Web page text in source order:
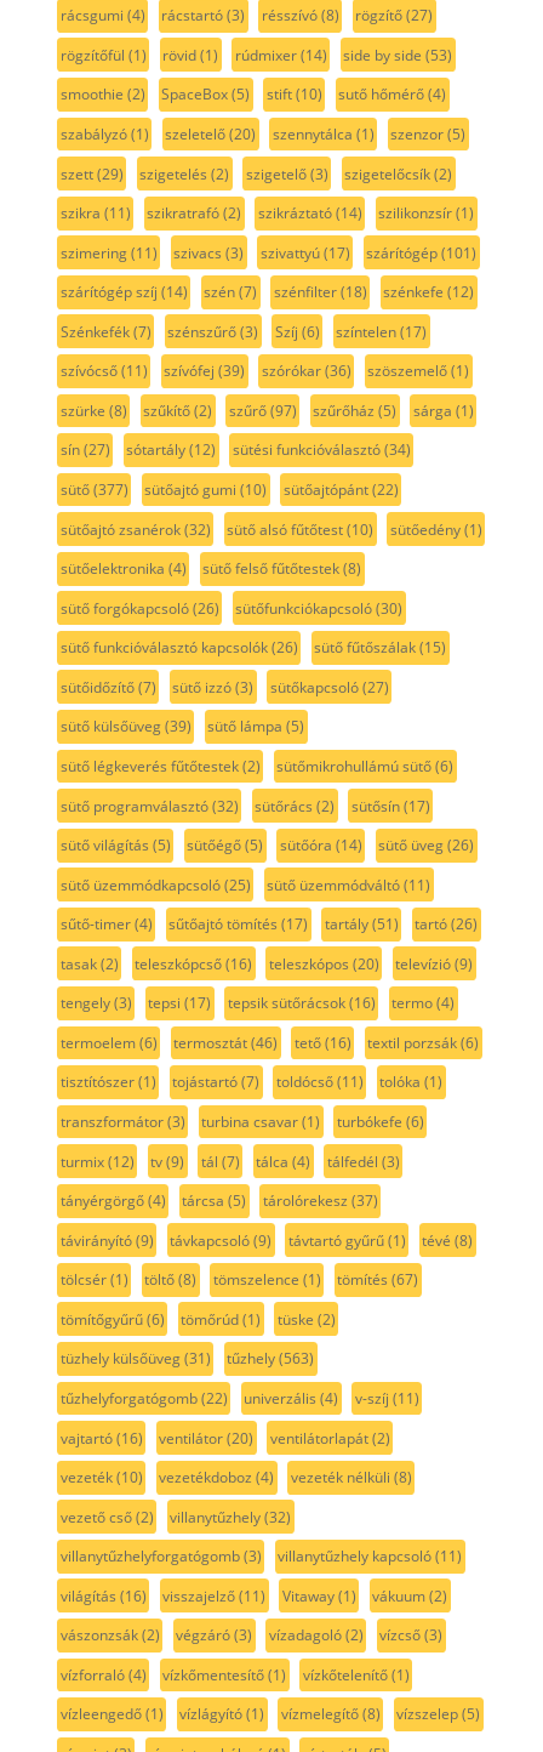
rácsgumi (4) rácstartó(3) résszívó(8) rögzítő(27)
rögzítőfül (1) rövid(1) rúdmixer(14) side by side (53)
smoothie (2) SpaceBox(5) stift(10) sutő hőmérő(4)
szabályzó(1) szeletelő(20) szennytálca (1) szenzor(5)
szett(29) szigetelés (2) szigetelő(3) szigetelőcsík(2)
szikra (11) szikratrafó(2) szikráztató(14) szilikonzsír(1)
szimering(11) szivacs (3) szivattyú(17) szárítógép(101)
szárítógép szíj (14) szén(7) szénfilter(18) szénkefe (12)
Szénkefék(7) szénszűrő(3) Szíj (6) színtelen(17)
szívócső(11) szívófej (39) szórókar(36) szöszemelő(1)
szürke (8) szűkítő(2) szűrő(97) szűrőház (5) sárga (1)
sín(27) sótartály(12) sütési funkcióválasztó(34)
sütő(377) sütőajtó gumi (10) sütőajtópánt(22)
sütőajtó zsanérok(32) sütő alsó fűtőtest(10) sütőedény(1)
sütőelektronika (4) sütő felső fűtőtestek(8)
sütő forgókapcsoló(26) sütőfunkciókapcsoló(30)
sütő funkcióválasztó kapcsolók(26) sütő fűtőszálak(15)
sütőidőzítő(7) sütő izzó(3) sütőkapcsoló(27)
sütő külsőüveg(39) sütő lámpa (5)
sütő légkeverés fűtőtestek(2) sütőmikrohullámú sütő(6)
sütő programválasztó(32) sütőrács (2) sütősín(17)
sütő világítás (5) sütőégő(5) sütőóra (14) sütő üveg(26)
sütő üzemmódkapcsoló(25) sütő üzemmódváltó(11)
sűtő-timer(4) sűtőajtó tömítés (17) tartály(51) tartó(26)
tasak(2) teleszkópcső(16) teleszkópos (20) televízió(9)
tengely(3) tepsi (17) tepsik sütőrácsok(16) termo(4)
termoelem(6) termosztát(46) tető(16) textil porzsák(6)
tisztítószer(1) tojástartó(7) toldócső(11) tolóka (1)
transzformátor(3) turbina csavar(1) turbókefe (6)
turmix(12) tv(9) tál (7) tálca (4) tálfedél (3)
tányérgörgő(4) tárcsa (5) tárolórekesz (37)
távirányító(9) távkapcsoló(9) távtartó gyűrű(1) tévé (8)
tölcsér(1) töltő(8) tömszelence (1) tömítés (67)
tömítőgyűrű(6) tömőrúd(1) tüske (2)
tüzhely külsőüveg(31) tűzhely(563)
tűzhelyforgatógomb(22) univerzális (4) v-szíj (11)
vajtartó(16) ventilátor(20) ventilátorlapát(2)
vezeték(10) vezetékdoboz (4) vezeték nélküli (8)
vezető cső(2) villanytűzhely(32)
villanytűzhelyforgatógomb(3) villanytűzhely kapcsoló(11)
világítás (16) visszajelző(11) Vitaway(1) vákuum(2)
vászonzsák(2) végzáró(3) vízadagoló(2) vízcső(3)
vízforraló(4) vízkőmentesítő(1) vízkőtelenítő(1)
vízleengedő(1) vízlágyító(1) vízmelegítő(8) vízszelep(5)